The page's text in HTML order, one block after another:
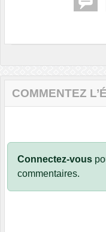
COMMENTEZ
Connectez-vous
commentaires.